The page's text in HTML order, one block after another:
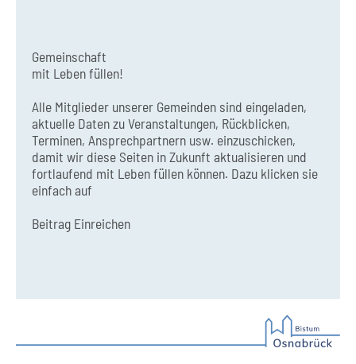
Gemeinschaft
mit Leben füllen!
Alle Mitglieder unserer Gemeinden sind eingeladen,
aktuelle Daten zu Veranstaltungen, Rückblicken,
Terminen, Ansprechpartnern usw. einzuschicken,
damit wir diese Seiten in Zukunft aktualisieren und
fortlaufend mit Leben füllen können. Dazu klicken sie
einfach auf
Beitrag Einreichen